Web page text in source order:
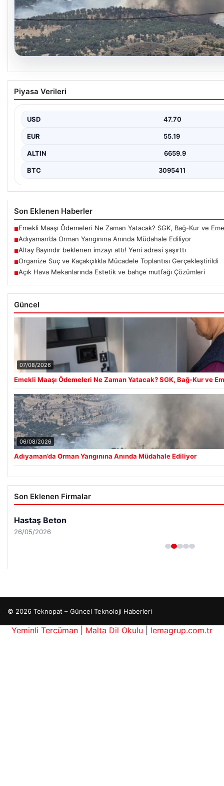
06.08.2026
Adıyaman’da Orman Yangınına Anında
Adıyaman’ın Gerger ilçesine bağlı Çobanpınar ve Kütüklü
Piyasa Verileri
USD 47.70
EUR 55.19
ALTIN 6659.9
BTC 3095411
Son Eklenen Haberler
■Emekli Maaşı Ödemeleri Ne Zaman Yatacak? SGK, Bağ-Kur ve
■Adıyaman’da Orman Yangınına Anında Müdahale Ediliyor
■Altay Bayındır beklenen imzayı attı! Yeni adresi şaşırttı
■Organize Suç ve Kaçakçılıkla Mücadele Toplantısı Gerçekleştirildi
■Açık Hava Mekanlarında Estetik ve bahçe mutfağı Çözümleri
Güncel
07/08/2026
Emekli Maaşı Ödemeleri Ne Zaman Yatacak? SGK, Bağ-Kur ve
06/08/2026
Adıyaman’da Orman Yangınına Anında Müdahale Ediliyor
Son Eklenen Firmalar
Hastaş Beton
26/05/2026
© 2026 Teknopat – Güncel Teknoloji Haberleri
Yeminli Tercüman Malta Dil Okulu
lemagrup.com.tr